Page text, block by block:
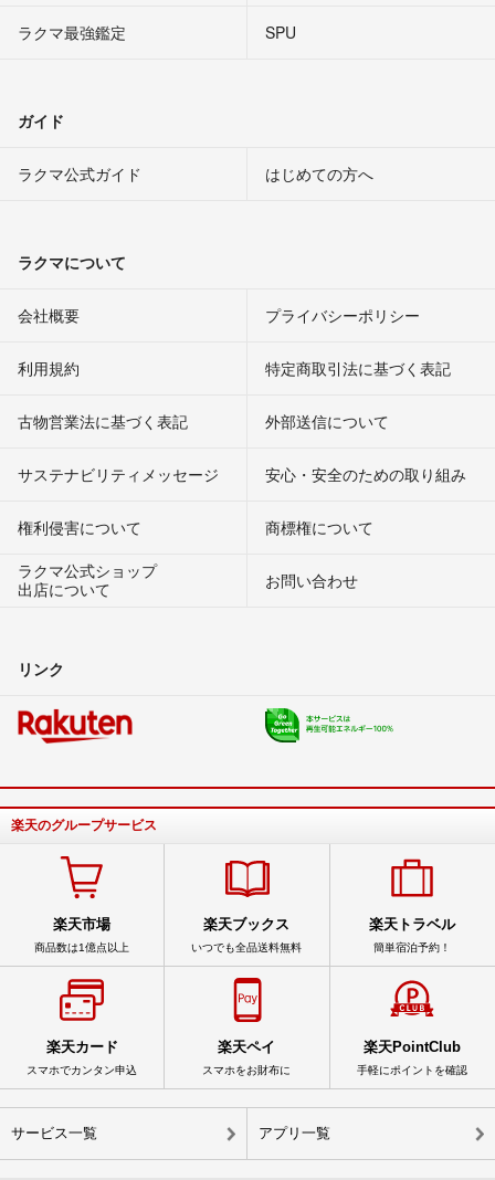
ラクマ最強鑑定
SPU
ガイド
ラクマ公式ガイド はじめての方へ
ラクマについて
会社概要 プライバシーポリシー
利用規約 特定商取引法に基づく表記
古物営業法に基づく表記 外部送信について
サステナビリティメッセージ 安心・安全のための取り組み
権利侵害について
商標権について
ラクマ公式ショップ
出店について
お問い合わせ
リンク
楽天のグループサービス
楽天市場
商品数は1億点以上
楽天ブックス
いつでも全品送料無料
楽天トラベル
簡単宿泊予約！
楽天カード
スマホでカンタン申込
楽天ペイ
スマホをお財布に
楽天PointClub
手軽にポイントを確認
サービス一覧 アプリ一覧